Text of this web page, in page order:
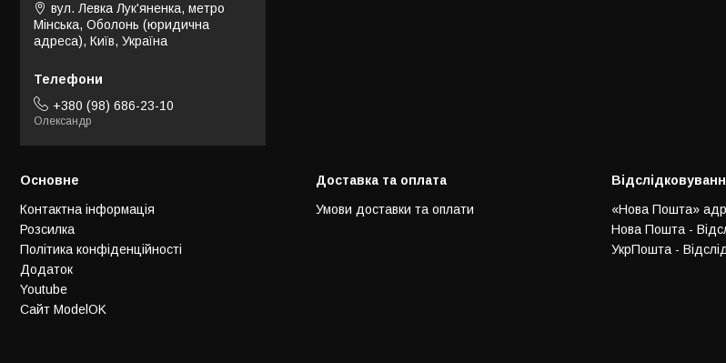
вул. Левка Лук'яненка, метро
Мінська, Оболонь (юридична
адреса), Київ, Україна
+380 (98) 686-23-10
Олександр
Основне
Контактна інформація
Розсилка
Політика конфіденційності
Додаток
Youtube
Сайт ModelOK
Доставка та оплата
Умови доставки та оплати
«Нова Пошта»
Нова Пошта -
УкрПошта -